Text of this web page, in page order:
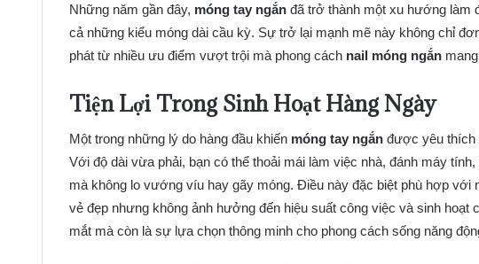
Những năm gần đây, móng tay ngắn đã trở thành một xu hướng làm
cả những kiểu móng dài cầu kỳ. Sự trở lại mạnh mẽ này không chỉ
phát từ nhiều ưu điểm vượt trội mà phong cách nail móng ngắn
Tiện Lợi Trong Sinh Hoạt Hàng Ngày
Một trong những lý do hàng đầu khiến móng tay ngắn được yêu thích
Với độ dài vừa phải, bạn có thể thoải mái làm việc nhà, đánh máy
mà không lo vướng víu hay gãy móng. Điều này đặc biệt phù hợp
vẻ đẹp nhưng không ảnh hưởng đến hiệu suất công việc và sinh hoạt
mắt mà còn là sự lựa chọn thông minh cho phong cách sống năng